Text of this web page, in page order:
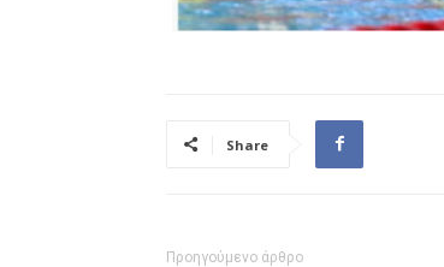
Share
Προηγούμενο άρθρο